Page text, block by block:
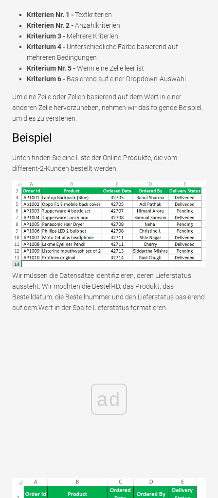
Kriterien Nr. 1 -Textkriterien
Kriterien Nr. 2 -Anzahlkriterien
Kriterium 3 - Mehrere Kriterien
Kriterium 4 - Unterschiedliche Farbe basierend auf
mehreren Bedingungen
Kriterium Nr. 5 -Wenn eine Zelle leer ist
Kriterium 6 - Basierend auf einer Dropdown-Auswahl
Um eine Zeile oder Zellen basierend auf dem Wert in einer
anderen Zelle hervorzuheben, nehmen wir das folgende Beispiel,
um dies zu verstehen.
Beispiel
Unten finden Sie eine Liste der Online-Produkte, die vom
different-2-Kunden bestellt werden.
Wir müssen die Datensätze identifizieren, deren Lieferstatus
aussteht. Wir möchten die Bestell-ID, das Produkt, das
Bestelldatum, die Bestellnummer und den Lieferstatus basierend
auf dem Wert in der Spalte Lieferstatus formatieren.
ad